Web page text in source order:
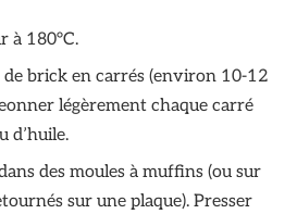
à 180°C.
de brick en carrés (environ 10-12
légèrement chaque carré
d’huile.
des moules à muffins (ou sur
sur une plaque). Presser